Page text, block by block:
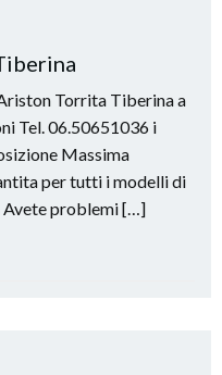
Torrita Tiberina a
Tel. 06.50651036 i
Massima
per tutti i modelli di
problemi […]